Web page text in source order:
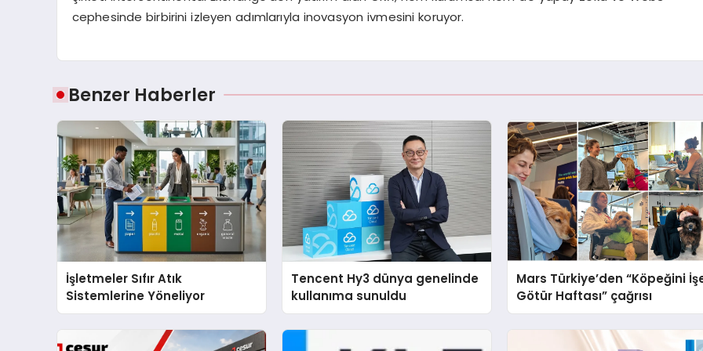
cephesinde birbirini izleyen adımlarıyla inovasyon ivmesini koruyor.
Benzer Haberler
İşletmeler Sıfır Atık
Sistemlerine Yöneliyor
Tencent Hy3 dünya genelinde
kullanıma sunuldu
Mars Türkiye’den “Köpeğini
Götür Haftası” çağrısı